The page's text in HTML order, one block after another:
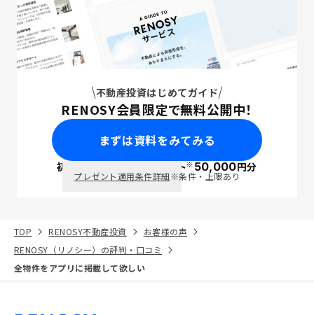
不動産投資はじめてガイド
RENOSY会員限定で無料公開中！
まずは資料をみてみる
初回面談で ポイント※50,000円分
プレゼント適用条件詳細※条件・上限あり
TOP RENOSY不動産投資
お客様の声
RENOSY（リノシー）の評判・口コミ
全物件をアプリに掲載して欲しい